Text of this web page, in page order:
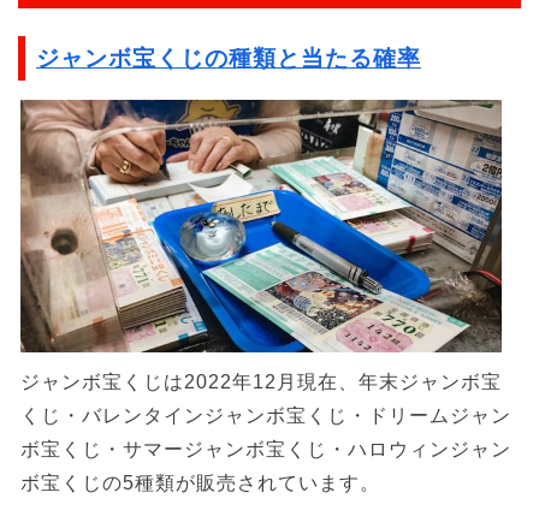
ジャンボ宝くじの種類と当たる確率
ジャンボ宝くじは2022年12月現在、年末ジャンボ宝
くじ・バレンタインジャンボ宝くじ・ドリームジャン
ボ宝くじ・サマージャンボ宝くじ・ハロウィンジャン
ボ宝くじの5種類が販売されています。